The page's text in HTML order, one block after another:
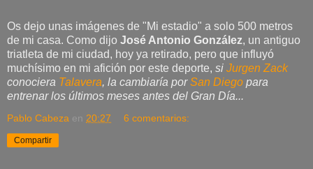
Os dejo unas imágenes de "Mi estadio" a solo 500 metros
de mi casa. Como dijo José Antonio González, un antiguo
triatleta de mi ciudad, hoy ya retirado, pero que influyó
muchísimo en mi afición por este deporte, si Jurgen Zack
conociera Talavera, la cambiaría porSan Diego para
entrenar los últimos meses antes del Gran Día...
Pablo Cabeza en 20:27 6 comentarios:
Compartir